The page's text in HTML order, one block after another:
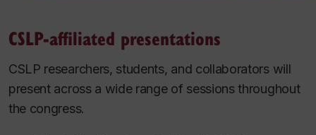
CSLP-affiliated presentations
CSLP researchers, students, and collaborators will
present across a wide range of sessions throughout
the congress.